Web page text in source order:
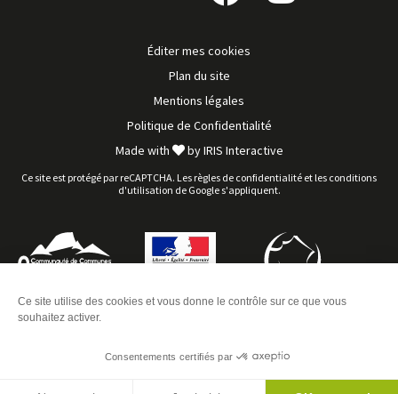
SAINTE-CROIX-VOLVESTRE
sur
Éditer mes cookies
Plan du site
Mentions légales
Politique de Confidentialité
Made with
byIRIS Interactive
Ce site est protégé par reCAPTCHA. Les règles de confidentialité et les conditions
d'utilisation de Google s'appliquent.
Ce site utilise des cookies et vous donne le contrôle sur ce que vous
souhaitez activer.
Consentements certifiés par